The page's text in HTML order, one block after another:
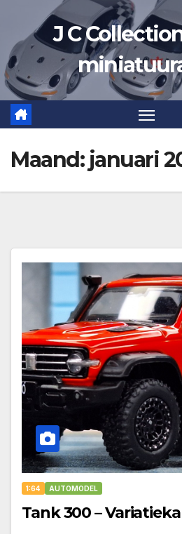
de
inhoud
J C
Maand: januari
1:64 AUTOMODEL
Tank 300 –